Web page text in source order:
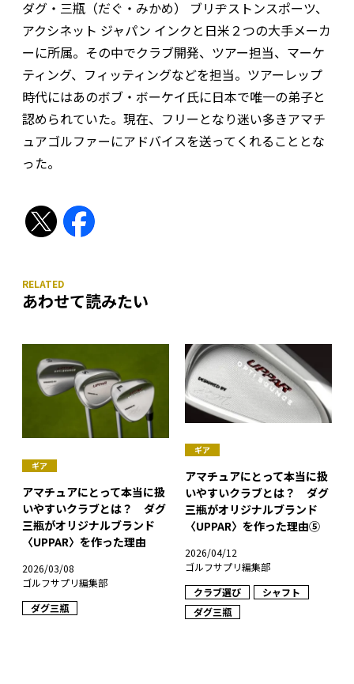
ダグ・三瓶（だぐ・みかめ） ブリヂストンスポーツ、
アクシネット ジャパン インクと日米２つの大手メーカ
ーに所属。その中でクラブ開発、ツアー担当、マーケ
ティング、フィッティングなどを担当。ツアーレップ
時代にはあのボブ・ボーケイ氏に日本で唯一の弟子と
認められていた。現在、フリーとなり迷い多きアマチ
ュアゴルファーにアドバイスを送ってくれることとな
った。
あわせて読みたい
ギア
アマチュアにとって本当に扱
いやすいクラブとは？ ダグ
三瓶がオリジナルブランド
〈UPPAR〉を作った理由
2026/03/08
ゴルフサプリ編集部
ダグ三瓶
ギア
アマチュアにとって本当に扱
いやすいクラブとは？ ダグ
三瓶がオリジナルブランド
〈UPPAR〉を作った理由⑤
2026/04/12
ゴルフサプリ編集部
クラブ選び
シャフト
ダグ三瓶